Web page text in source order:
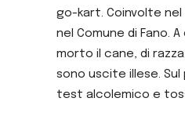
go-kart. Coinvolte nel
nel Comune di Fano.
morto il cane, di
sono uscite illese.
test alcolemico e